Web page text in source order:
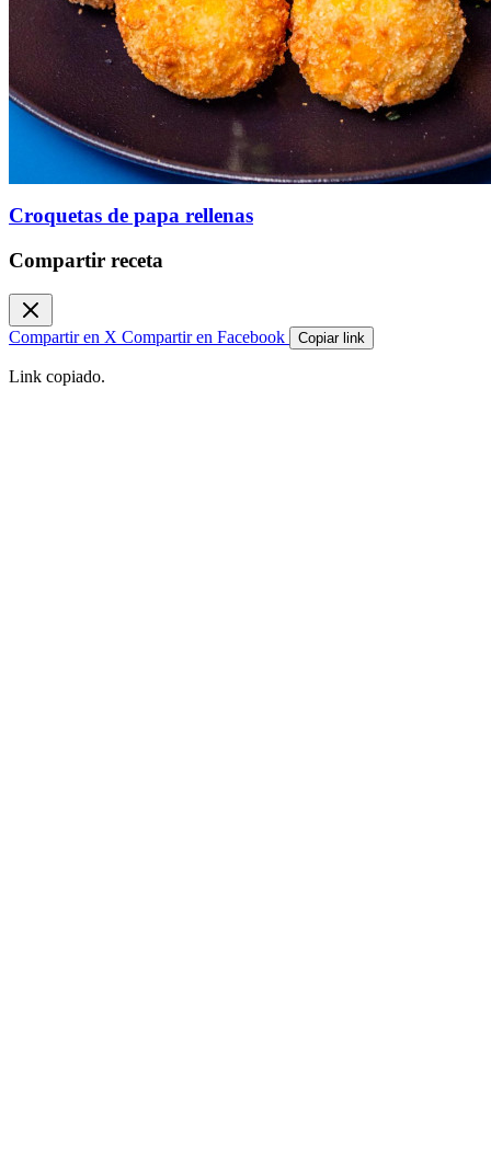
Croquetas de papa rellenas
Compartir receta
Compartir en X Compartir en Facebook Copiar link
Link copiado.